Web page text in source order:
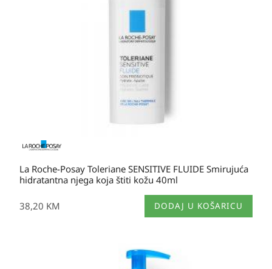
La Roche-Posay Toleriane SENSITIVE FLUIDE Smirujuća
hidratantna njega koja štiti kožu 40ml
38,20 KM DODAJ U KOŠARICU